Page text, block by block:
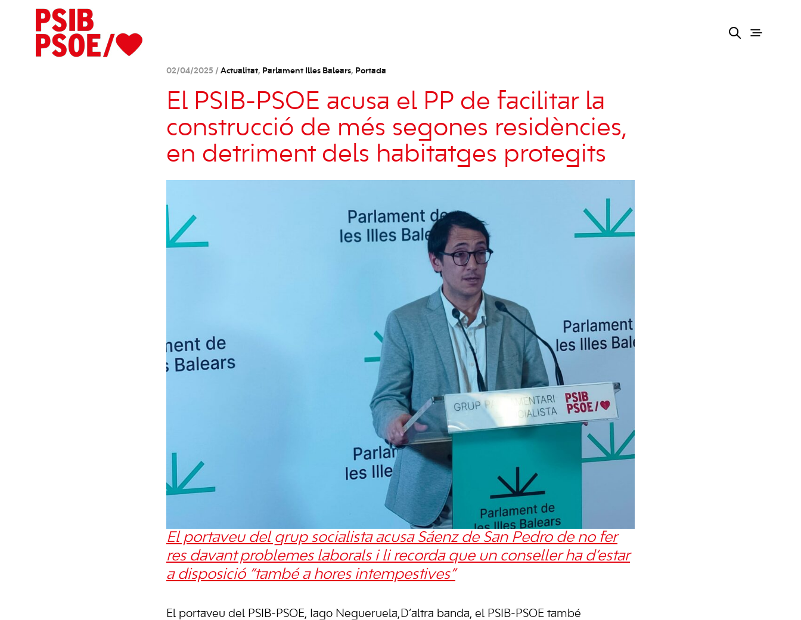
02/04/2025 / Actualitat, Parlament Illes Balears, Portada
El PSIB-PSOE acusa el PP de facilitar la
construcció de més segones residències,
en detriment dels habitatges protegits
El portaveu del grup socialista acusa Sáenz de San Pedro de no fer
res davant problemes laborals i li recorda que un conseller ha d’estar
a disposició “també a hores intempestives”
El portaveu del PSIB-PSOE, Iago Negueruela, D’altra banda, el PSIB-PSOE també